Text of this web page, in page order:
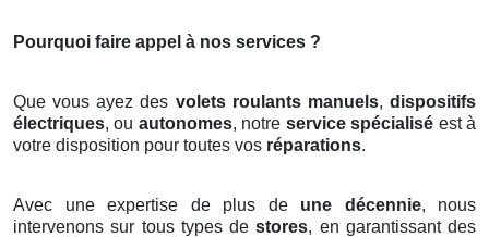
Pourquoi faire appel à nos services ?
Que vous ayez des volets roulants manuels,dispositifs
électriques, ou autonomes, notre service spécialisé est à
votre disposition pour toutes vos réparations.
Avec une expertise de plus de une décennie, nous
intervenons sur tous types destores, en garantissant des